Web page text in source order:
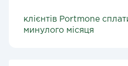
клієнтів Portmone
минулого місяця